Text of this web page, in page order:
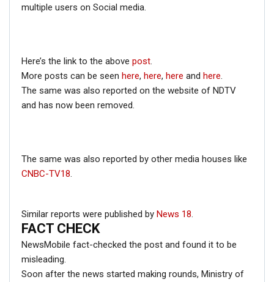
multiple users on Social media.
Here’s the link to the above post
More posts can be seen here, here, here and here
The same was also reported on the website of NDTV
and has now been removed.
The same was also reported by other media houses like
CNBC-TV18
Similar reports were published by News 18
FACT CHECK
NewsMobile fact-checked the post and found it to be
misleading.
Soon after the news started making rounds, Ministry of